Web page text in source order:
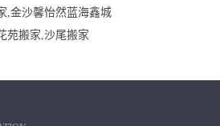
,金沙馨怡然蓝海鑫城
苑搬家,沙尾搬家